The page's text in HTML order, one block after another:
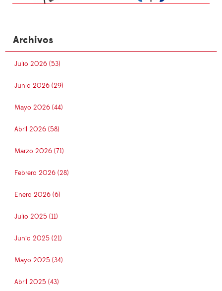
Archivos
Julio 2026 (53)
Junio 2026 (29)
Mayo 2026 (44)
Abril 2026 (58)
Marzo 2026 (71)
Febrero 2026 (28)
Enero 2026 (6)
Julio 2025 (11)
Junio 2025 (21)
Mayo 2025 (34)
Abril 2025 (43)